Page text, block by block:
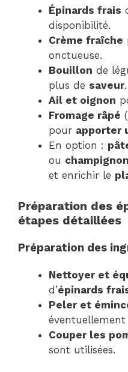
Épinards frais
disponibilité.
Crème fraîche
onctueuse.
Bouillon de
plus de saveur.
Ail et oignon
Fromage râpé (
pour apporter
En option :
ou
et enrichir le
Préparation des
étapes détaillées
Préparation des
Nettoyer et
d’épinards
Peler et
éventuellement
Couper les
sont utilisées.